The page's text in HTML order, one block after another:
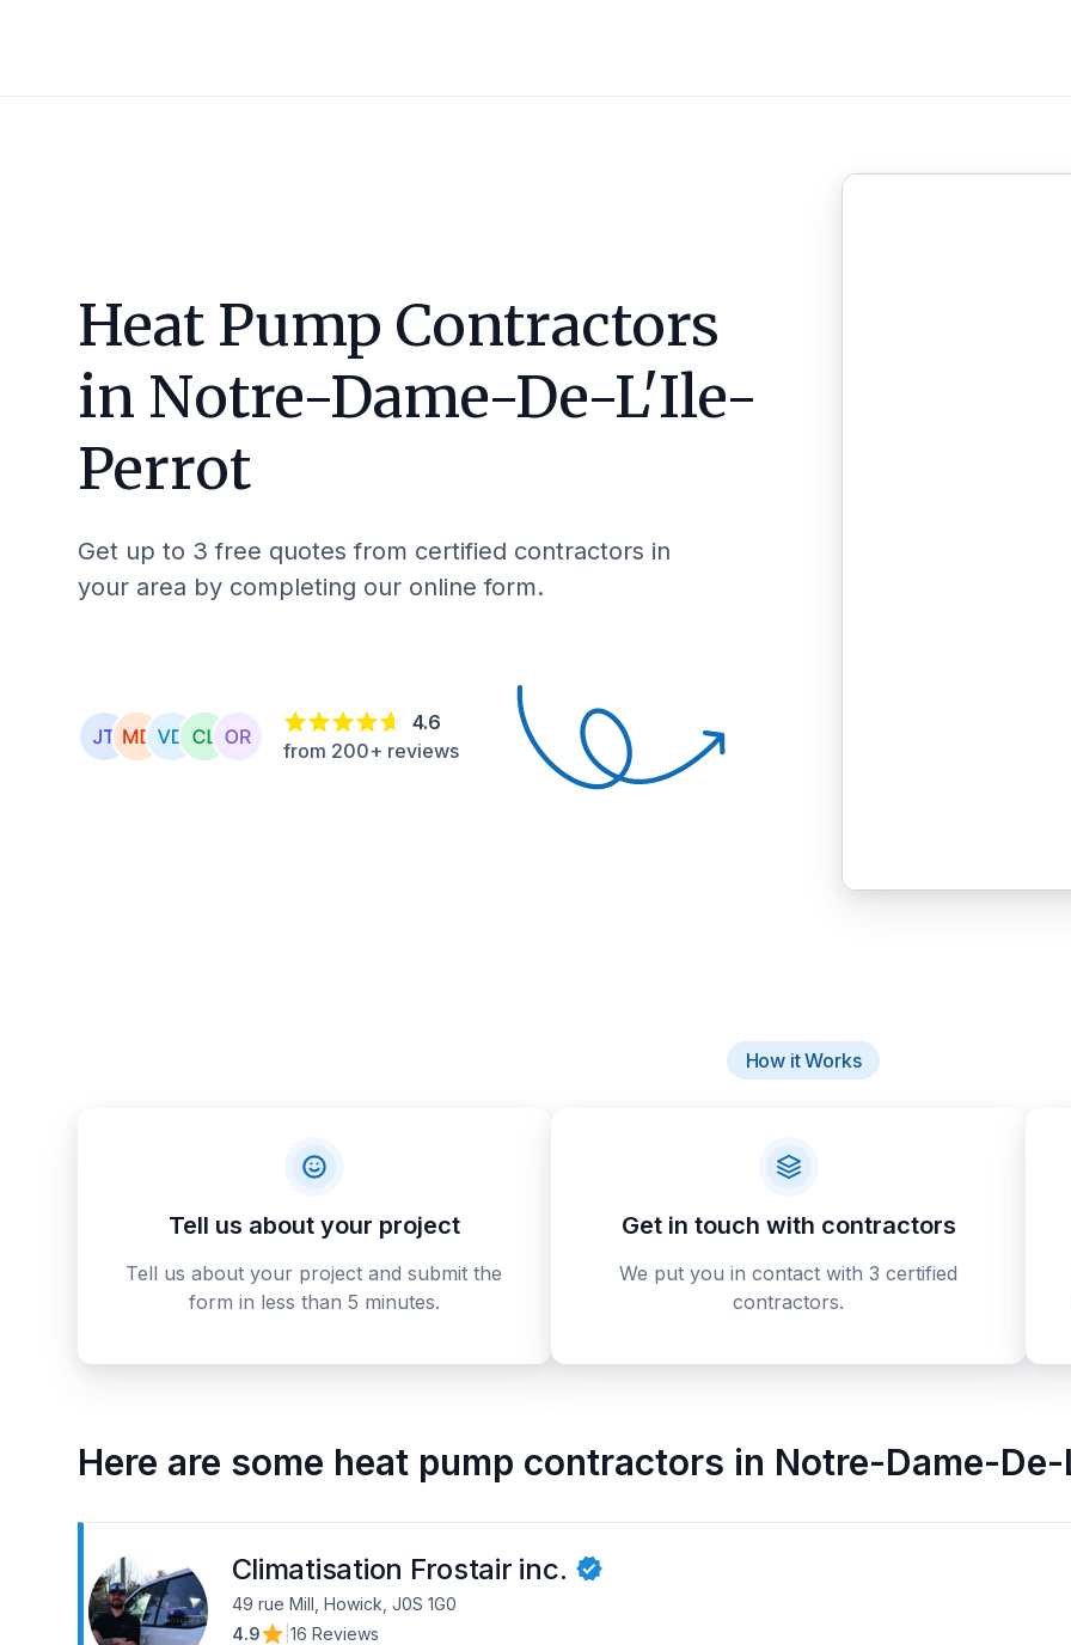
Heat Pump Contractors
in Notre-Dame-De-L'Ile-
Perrot
Get up to 3 free quotes from certified contractors in
your area by completing our online form.
4.6
from 200+ reviews
How it Works
Tell us about your project
Tell us about your project and submit the
form in less than 5 minutes.
Get in touch with contractors
We put you in contact with 3 certified
contractors.
Here are some heat pump contractors in Notre-Dame-
Climatisation Frostair inc.
49 rue Mill, Howick, J0S 1G0
4.9
16 Reviews